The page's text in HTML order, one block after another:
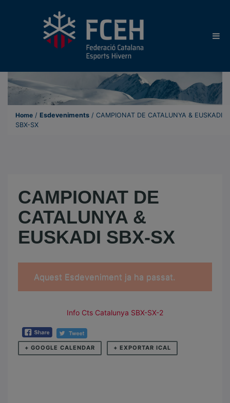
Home / Esdeveniments / CAMPIONAT DE CATALUNYA & EUSKADI
SBX-SX
CAMPIONAT DE
CATALUNYA &
EUSKADI SBX-SX
Aquest Esdeveniment ja ha passat.
Info Cts Catalunya SBX-SX-2
+ GOOGLE CALENDAR + EXPORTAR ICAL